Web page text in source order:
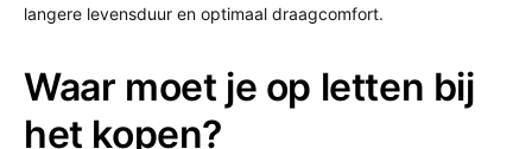
langere levensduur en optimaal draagcomfort.
Waar moet je op letten bij
het kopen?